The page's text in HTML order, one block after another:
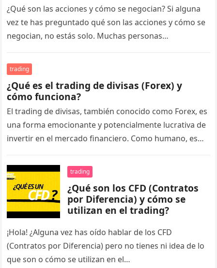
¿Qué son las acciones y cómo se negocian? Si alguna
vez te has preguntado qué son las acciones y cómo se
negocian, no estás solo. Muchas personas…
trading
¿Qué es el trading de divisas (Forex) y
cómo funciona?
El trading de divisas, también conocido como Forex, es
una forma emocionante y potencialmente lucrativa de
invertir en el mercado financiero. Como humano, es
trading
¿Qué son los CFD (Contratos
por Diferencia) y cómo se
utilizan en el trading?
¡Hola! ¿Alguna vez has oído hablar de los CFD
(Contratos por Diferencia) pero no tienes ni idea de lo
que son o cómo se utilizan en el…